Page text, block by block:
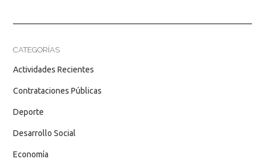
CATEGORÍAS
Actividades Recientes
Contrataciones Públicas
Deporte
Desarrollo Social
Economía